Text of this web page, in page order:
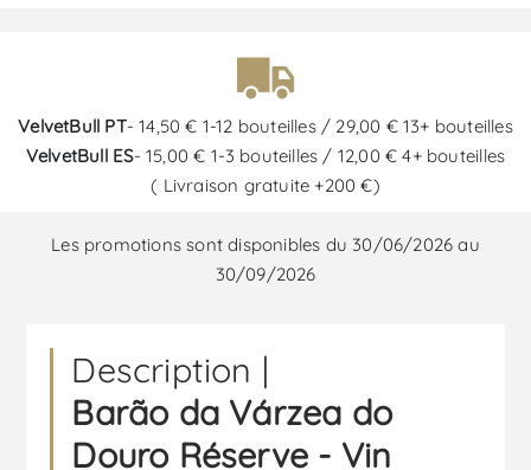
VelvetBull PT- 14,50 € 1-12 bouteilles / 29,00 € 13+ bouteilles
VelvetBull ES- 15,00 € 1-3 bouteilles / 12,00 € 4+ bouteilles
( Livraison gratuite +200 €)
Les promotions sont disponibles du 30/06/2026 au
30/09/2026
Description |
Barão da Várzea do
Douro Réserve - Vin